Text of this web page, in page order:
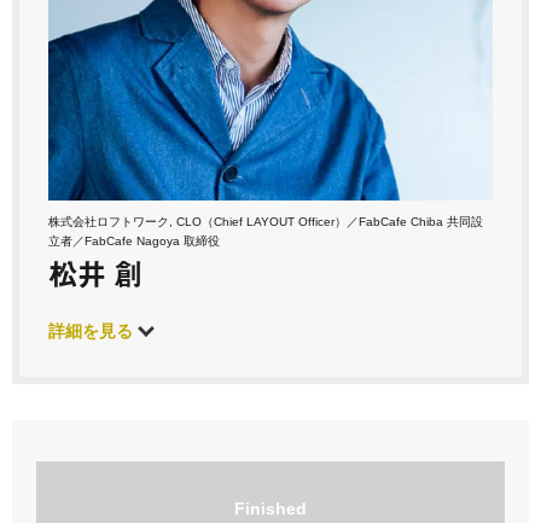
株式会社ロフトワーク, CLO（Chief LAYOUT Officer）／FabCafe Chiba 共同設
立者／FabCafe Nagoya 取締役
松井 創
詳細を見る
Finished